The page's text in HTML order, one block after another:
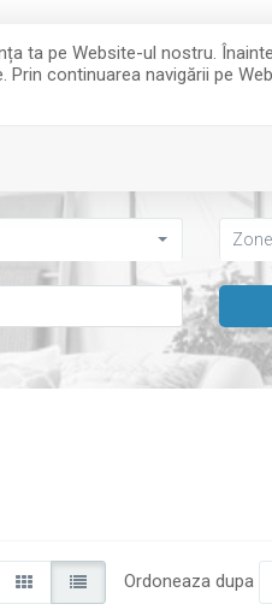
ta pe Website-ul nostru.
continuarea navigării pe
Zone
Ordoneaza dupa